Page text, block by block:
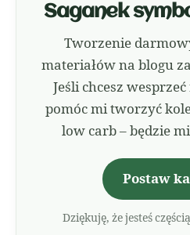
Saganek
Tworzenie
materiałów na blogu
Jeśli chcesz
pomóc mi tworzyć
low carb – będzie
Postaw
Dziękuję, że jesteś